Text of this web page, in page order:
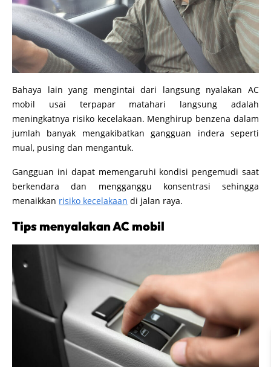
Bahaya lain yang mengintai dari langsung nyalakan AC
mobil usai terpapar matahari langsung adalah
meningkatnya risiko kecelakaan. Menghirup benzena dalam
jumlah banyak mengakibatkan gangguan indera seperti
mual, pusing dan mengantuk.
Gangguan ini dapat memengaruhi kondisi pengemudi saat
berkendara dan mengganggu konsentrasi sehingga
menaikkan risiko kecelakaan di jalan raya.
Tips menyalakan AC mobil